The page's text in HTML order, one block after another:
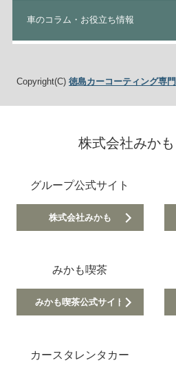
車のコラム・お役立ち情報
Copyright(C) 徳島カーコーティング専
株式会社みか
グループ公式サイト
株式会社みかも
みかも喫茶
みかも喫茶公式サイト
カースタレンタカー